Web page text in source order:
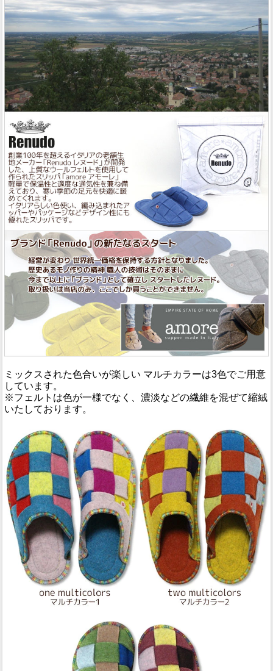
ミックスされた色合いが楽しい マルチカラーは3色でご用意
しています。
※フェルトは色が一様でなく、濃淡などの繊維を混ぜて縮絨
いたしております。